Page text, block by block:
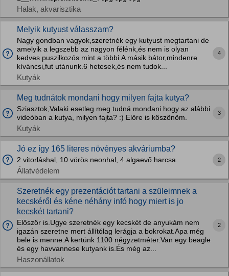
Halak, akvarisztika
Melyik kutyust válasszam?
Nagy gondban vagyok,szeretnék egy kutyust megtartani de
amelyik a legszebb az nagyon félénk,és nem is olyan
kedves puszilkozós mint a többi.A másik bátor,mindenre
kíváncsi,fut utánunk.6 hetesek,és nem tudok...
Kutyák
4
Meg tudnátok mondani hogy milyen fajta kutya?
Sziasztok,Valaki esetleg meg tudná mondani hogy az alábbi
videóban a kutya, milyen fajta? :) Előre is köszönöm.
Kutyák
3
Jó ez így 165 literes növényes akváriumba?
2 vitorláshal, 10 vörös neonhal, 4 algaevő harcsa.
Állatvédelem
2
Szeretnék egy prezentációt tartani a szüleimnek a
kecskéről és kéne néhány infó hogy miert is jo
kecskét tartani?
Először is.Ugye szeretnék egy kecskét de anyukám nem
igazán szeretne mert állítólag lerágja a bokrokat.Apa még
bele is menne.A kertünk 1100 négyzetméter.Van egy beagle
és egy havvannese kutyank is.És még az...
Haszonállatok
2